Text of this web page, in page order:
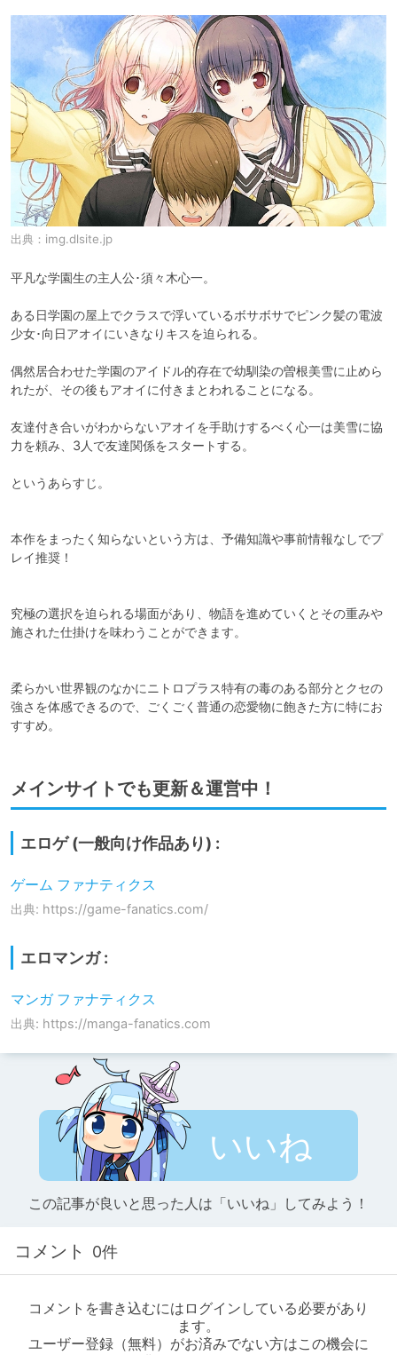
出典： img.dlsite.jp
平凡な学園生の主人公･須々木心一。
ある日学園の屋上でクラスで浮いているボサボサでピンク髪の電波
少女･向日アオイにいきなりキスを迫られる。
偶然居合わせた学園のアイドル的存在で幼馴染の曽根美雪に止めら
れたが、その後もアオイに付きまとわれることになる。
友達付き合いがわからないアオイを手助けするべく心一は美雪に協
力を頼み、3人で友達関係をスタートする。
というあらすじ。
本作をまったく知らないという方は、予備知識や事前情報なしでプ
レイ推奨！
究極の選択を迫られる場面があり、物語を進めていくとその重みや
施された仕掛けを味わうことができます。
柔らかい世界観のなかにニトロプラス特有の毒のある部分とクセの
強さを体感できるので、ごくごく普通の恋愛物に飽きた方に特にお
すすめ。
メインサイトでも更新＆運営中！
エロゲ (一般向け作品あり) :
ゲーム ファナティクス
出典: https://game-fanatics.com/
エロマンガ :
マンガ ファナティクス
出典: https://manga-fanatics.com
いいね
この記事が良いと思った人は「いいね」してみよう！
コメント 0件
コメントを書き込むにはログインしている必要があり
ます。
ユーザー登録（無料）がお済みでない方はこの機会に